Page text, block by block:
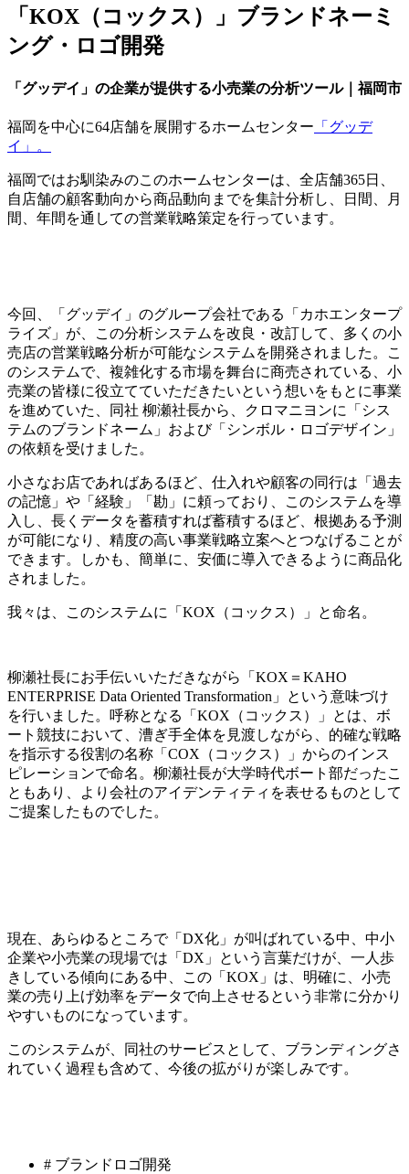
「KOX（コックス）」ブランドネーミ
ング・ロゴ開発
「グッデイ」の企業が提供する小売業の分析ツール｜福岡市
福岡を中心に64店舗を展開するホームセンター 「グッデ
イ」。
福岡ではお馴染みのこのホームセンターは、全店舗365日、
自店舗の顧客動向から商品動向までを集計分析し、日間、月
間、年間を通しての営業戦略策定を行っています。
今回、「グッデイ」のグループ会社である「カホエンタープ
ライズ」が、この分析システムを改良・改訂して、多くの小
売店の営業戦略分析が可能なシステムを開発されました。こ
のシステムで、複雑化する市場を舞台に商売されている、小
売業の皆様に役立てていただきたいという想いをもとに事業
を進めていた、同社 柳瀬社長から、クロマニヨンに「シス
テムのブランドネーム」および「シンボル・ロゴデザイン」
の依頼を受けました。
小さなお店であればあるほど、仕入れや顧客の同行は「過去
の記憶」や「経験」「勘」に頼っており、このシステムを導
入し、長くデータを蓄積すれば蓄積するほど、根拠ある予測
が可能になり、精度の高い事業戦略立案へとつなげることが
できます。しかも、簡単に、安価に導入できるように商品化
されました。
我々は、このシステムに「KOX（コックス）」と命名。
柳瀬社長にお手伝いいただきながら「KOX＝KAHO
ENTERPRISE Data Oriented Transformation」という意味づけ
を行いました。呼称となる「KOX（コックス）」とは、ボ
ート競技において、漕ぎ手全体を見渡しながら、的確な戦略
を指示する役割の名称「COX（コックス）」からのインス
ピレーションで命名。柳瀬社長が大学時代ボート部だったこ
ともあり、より会社のアイデンティティを表せるものとして
ご提案したものでした。
現在、あらゆるところで「DX化」が叫ばれている中、中小
企業や小売業の現場では「DX」という言葉だけが、一人歩
きしている傾向にある中、この「KOX」は、明確に、小売
業の売り上げ効率をデータで向上させるという非常に分かり
やすいものになっています。
このシステムが、同社のサービスとして、ブランディングさ
れていく過程も含めて、今後の拡がりが楽しみです。
# ブランドロゴ開発